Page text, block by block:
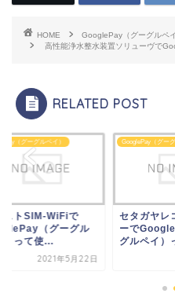
HOME
GooglePay（グーグルペイ
高性能浄水整水装置ソリューヴで
RELATED POST
（グーグルペイ）
ガヤレコードセンタ
GooglePay（グー
ペイ）って使...
2021年7月1日
GooglePay（グーグ
洋菓子店カ
ペイ）って